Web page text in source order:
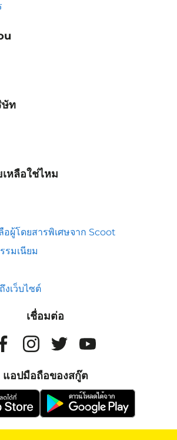
ษัท
หลือใช่ไหม
อผู้โดยสารพิเศษจาก Scoot
รมเนียม
งเว็บไซต์
เชื่อมต่อ
แอปมือถือของสกู๊ต